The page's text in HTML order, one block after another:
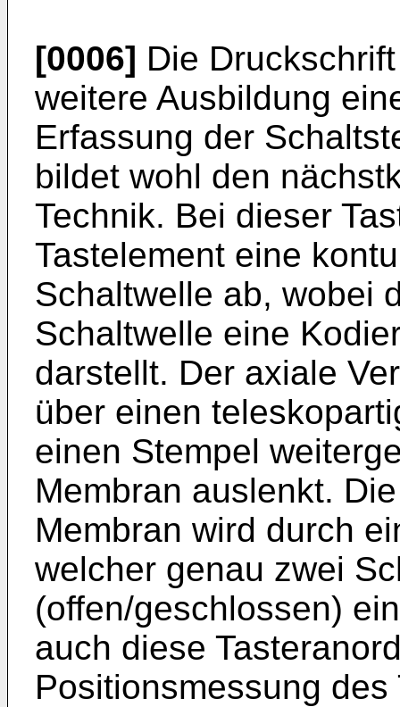
[0006] Die
weitere Ausbildung
Erfassung der
bildet wohl den
Technik. Bei dieser
Tastelement eine
Schaltwelle ab, wobei
Schaltwelle eine
darstellt. Der axiale
über einen
einen Stempel
Membran auslenkt.
Membran wird durch
welcher genau zwei
(offen/geschlossen)
auch diese
Positionsmessung des